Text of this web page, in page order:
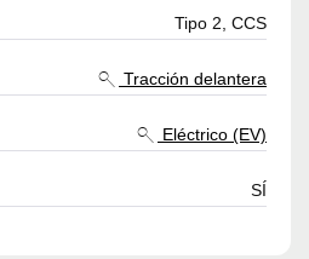
Tipo 2, CCS
Tracción delantera
Eléctrico (EV)
SÍ